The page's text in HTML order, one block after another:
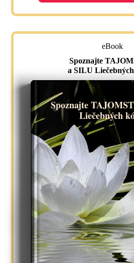
eBook
Spoznajte
a SILU
Spoznajte
Liečebných